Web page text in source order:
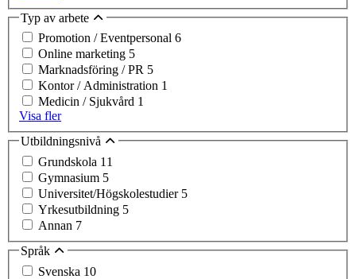
Typ av arbete
Promotion / Eventpersonal 6
Online marketing 5
Marknadsföring / PR 5
Kontor / Administration 1
Medicin / Sjukvård 1
Visa fler
Utbildningsnivå
Grundskola 11
Gymnasium 5
Universitet/Högskolestudier 5
Yrkesutbildning 5
Annan 7
Språk
Svenska 10